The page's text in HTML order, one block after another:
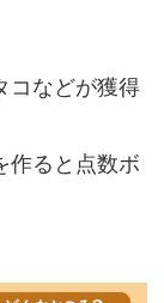
コなどが獲得
作ると点数ボ